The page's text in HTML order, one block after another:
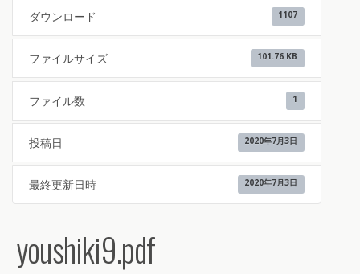
ダウンロード 1107
ファイルサイズ 101.76 KB
ファイル数 1
投稿日 2020年7月3日
最終更新日時 2020年7月3日
youshiki9.pdf